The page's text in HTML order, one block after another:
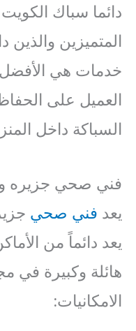
دائما سباك
المتميزين والذين
خدمات هي
العميل على
السباكة داخل
فني صحي جزيره
يعد فني صحي
يعد دائماً من
هائلة وكبيرة في
الامكانيات: